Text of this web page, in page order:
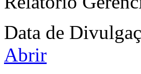
Data de
Abrir